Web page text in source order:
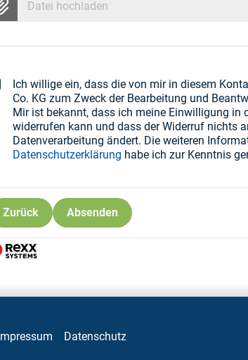
Datei hochladen
Ich willige ein, dass die von mir in diesem
Co. KG zum Zweck der Bearbeitung und
Mir ist bekannt, dass ich meine Einwilligung in
widerrufen kann und dass der Widerruf nichts
Datenverarbeitung ändert. Die weiteren
Datenschutzerklärung habe ich zur Kenntnis
Zurück Absenden
Impressum Datenschutz